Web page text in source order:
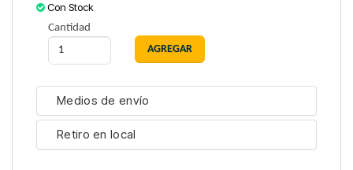
Con Stock
Cantidad
Medios de envío
Retiro en local